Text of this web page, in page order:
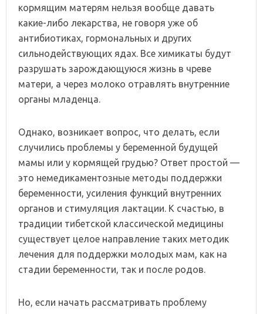
кормящим матерям нельзя вообще давать
какие-либо лекарства, не говоря уже об
антибиотиках, гормональных и других
сильнодействующих ядах. Все химикаты будут
разрушать зарождающуюся жизнь в чреве
матери, а через молоко отравлять внутренние
органы младенца.
Однако, возникает вопрос, что делать, если
случились проблемы у беременной будущей
мамы или у кормящей грудью? Ответ простой —
это немедикаментозные методы поддержки
беременности, усиления функций внутренних
органов и стимуляция лактации. К счастью, в
традиции тибетской классической медицины
существует целое направление таких методик
лечения для поддержки молодых мам, как на
стадии беременности, так и после родов.
Но, если начать рассматривать проблему